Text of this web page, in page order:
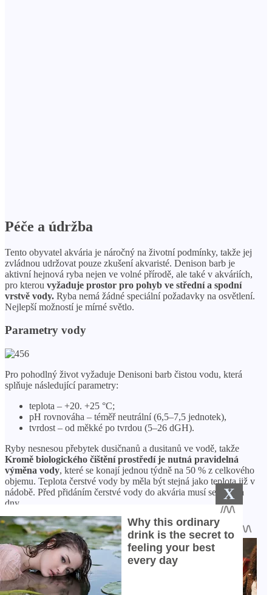
Péče a údržba
Tento obyvatel akvária je náročný na životní podmínky, takže jej
zvládnou udržovat pouze zkušení akvaristé. Denison barb je
aktivní hejnová ryba nejen ve volné přírodě, ale také v akváriích,
pro kterou vyžaduje prostor pro pohyb ve střední a spodní
vrstvě vody. Ryba nemá žádné speciální požadavky na osvětlení.
Nejlepší možností je mírné světlo.
Parametry vody
Pro pohodlný život vyžaduje Denisoni barb čistou vodu, která
splňuje následující parametry:
teplota – +20. +25 °C;
pH rovnováha – téměř neutrální (6,5–7,5 jednotek),
tvrdost – od měkké po tvrdou (5–26 dGH).
Ryby nesnesou přebytek dusičnanů a dusitanů ve vodě, takže
Kromě biologického čištění prostředí je nutná pravidelná
výměna vody, které se konají jednou týdně na 50 % z celkového
objemu. Teplota čerstvé vody by měla být stejná jako teplota již v
nádobě. Před přidáním čerstvé vody do akvária musí sedět dva
dny.
X